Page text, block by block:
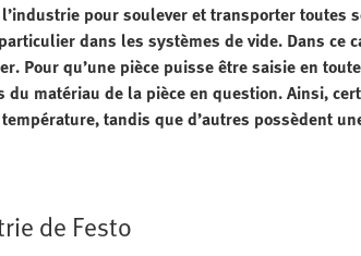
pour soulever et transporter toutes
dans les systèmes de vide. Dans ce
Pour qu’une pièce puisse être saisie en
matériau de la pièce en question. Ainsi,
tandis que d’autres possèdent
de Festo